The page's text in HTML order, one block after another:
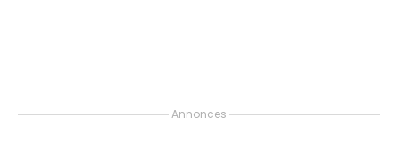
Annonces